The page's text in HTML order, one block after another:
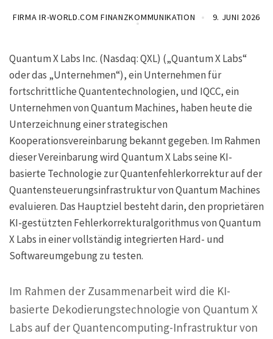
FIRMA IR-WORLD.COM FINANZKOMMUNIKATION 9. JUNI 2026
Quantum X Labs Inc. (Nasdaq: QXL) („Quantum X Labs“
oder das „Unternehmen“), ein Unternehmen für
fortschrittliche Quantentechnologien, und IQCC, ein
Unternehmen von Quantum Machines, haben heute die
Unterzeichnung einer strategischen
Kooperationsvereinbarung bekannt gegeben. Im Rahmen
dieser Vereinbarung wird Quantum X Labs seine KI-
basierte Technologie zur Quantenfehlerkorrektur auf der
Quantensteuerungsinfrastruktur von Quantum Machines
evaluieren. Das Hauptziel besteht darin, den proprietären
KI-gestützten Fehlerkorrekturalgorithmus von Quantum
X Labs in einer vollständig integrierten Hard- und
Softwareumgebung zu testen.
Im Rahmen der Zusammenarbeit wird die KI-
basierte Dekodierungstechnologie von Quantum X
Labs auf der Quantencomputing-Infrastruktur von